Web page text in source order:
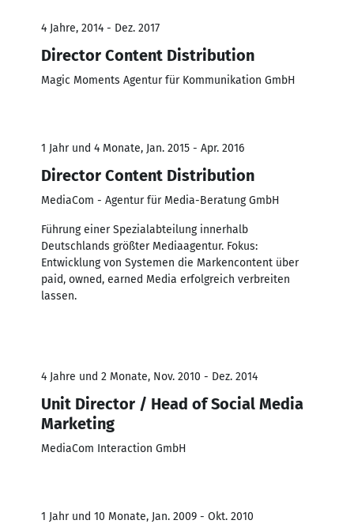
4 Jahre, 2014 - Dez. 2017
Director Content Distribution
Magic Moments Agentur für Kommunikation GmbH
1 Jahr und 4 Monate, Jan. 2015 - Apr. 2016
Director Content Distribution
MediaCom - Agentur für Media-Beratung GmbH
Führung einer Spezialabteilung innerhalb
Deutschlands größter Mediaagentur. Fokus:
Entwicklung von Systemen die Markencontent über
paid, owned, earned Media erfolgreich verbreiten
lassen.
4 Jahre und 2 Monate, Nov. 2010 - Dez. 2014
Unit Director / Head of Social Media
Marketing
MediaCom Interaction GmbH
1 Jahr und 10 Monate, Jan. 2009 - Okt. 2010